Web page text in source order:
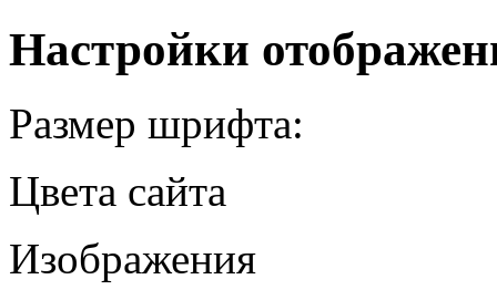
Настройки
Размер шрифта:
Цвета сайта
Изображения